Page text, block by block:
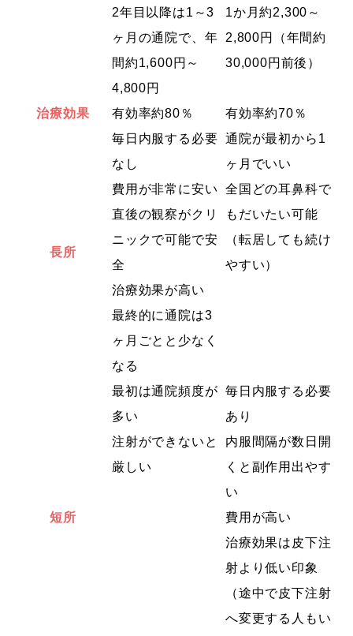
2年目以降は1～3
ヶ月の通院で、 年
間約1,600円～
4,800円
1か月約2,300～
2,800円（年間約
30,000円前後）
治療効果 有効率約80％ 有効率約70％
長所
毎日内服する必要
なし
費用が非常に安い
直後の観察がクリ
ニックで可能で安
全
治療効果が高い
最終的に通院は3
ヶ月ごとと少なく
なる
通院が最初から1
ヶ月でいい
全国どの耳鼻科で
もだいたい可能
（転居しても続け
やすい）
短所
最初は通院頻度が
多い
注射ができないと
厳しい
毎日内服する必要
あり
内服間隔が数日開
くと副作用出やす
い
費用が高い
治療効果は皮下注
射より低い印象
（途中で皮下注射
へ変更する人もい